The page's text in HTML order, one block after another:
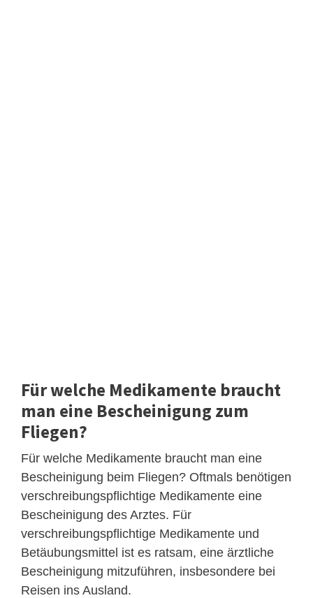
Für welche Medikamente braucht
man eine Bescheinigung zum
Fliegen?
Für welche Medikamente braucht man eine
Bescheinigung beim Fliegen? Oftmals benötigen
verschreibungspflichtige Medikamente eine
Bescheinigung des Arztes. Für
verschreibungspflichtige Medikamente und
Betäubungsmittel ist es ratsam, eine ärztliche
Bescheinigung mitzuführen, insbesondere bei
Reisen ins Ausland.